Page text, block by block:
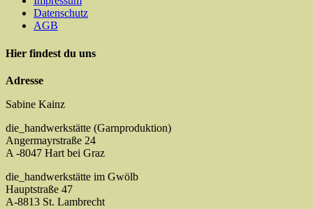
Datenschutz
AGB
Hier findest du uns
Adresse
Sabine Kainz
die_handwerkstätte (Garnproduktion)
Angermayrstraße 24
A -8047 Hart bei Graz
die_handwerkstätte im Gwölb
Hauptstraße 47
A-8813 St. Lambrecht